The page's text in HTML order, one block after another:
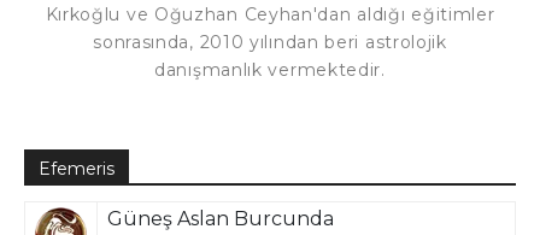
Kırkoğlu ve Oğuzhan Ceyhan'dan aldığı eğitimler
sonrasında, 2010 yılından beri astrolojik
danışmanlık vermektedir.
Efemeris
Güneş Aslan Burcunda